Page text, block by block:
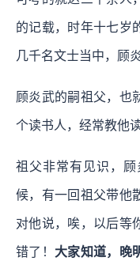
的记载，时年十七岁
几千名文士当中，顾
顾炎武的嗣祖父，也
个读书人，经常教他
祖父非常有见识，
候，有一回祖父带他
对他说，唉，以后等
错了！ 大家知道，晚